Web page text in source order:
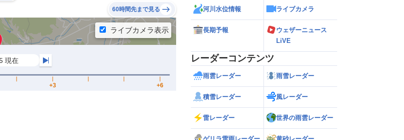
60時間先まで見る 河川水位情報 ライブカメラ
長期予報
ウェザーニュース
LiVE
レーダーコンテンツ
雨雲レーダー 雨雪レーダー
積雪レーダー 風レーダー
雷レーダー 世界の雨雲レーダー